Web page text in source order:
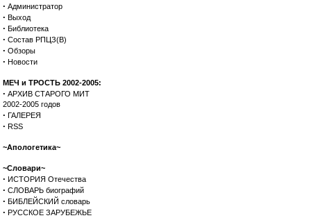
· Администратор
· Выход
· Библиотека
· Состав РПЦЗ(В)
· Обзоры
· Новости
МЕЧ и ТРОСТЬ 2002-2005:
· АРХИВ СТАРОГО МИТ
2002-2005 годов
· ГАЛЕРЕЯ
· RSS
~Апологетика~
~Словари~
· ИСТОРИЯ Отечества
· СЛОВАРЬ биографий
· БИБЛЕЙСКИЙ словарь
· РУССКОЕ ЗАРУБЕЖЬЕ